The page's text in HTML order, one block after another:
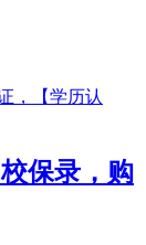
保录，购